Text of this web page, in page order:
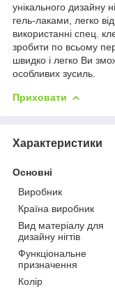
унікального дизайну
гель-лаками, легко
використанні спец.
зробити по всьому
швидко і легко Ви
особливих зусиль.
Приховати
Характеристики
Основні
Виробник
Країна виробник
Вид матеріалу для
дизайну нігтів
Функціональне
призначення
Колір